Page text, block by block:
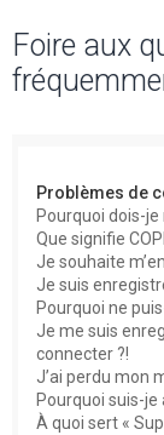
Foire aux
Problèmes de
Pourquoi dois-je
Que signifie
Je souhaite
Je suis
Pourquoi ne
Je me suis
connecter ?!
J’ai perdu mon
Pourquoi suis-
À quoi sert «